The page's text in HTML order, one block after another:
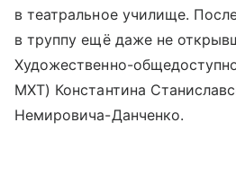
в театральное училище.
в труппу ещё даже не
Художественно-
МХТ) Константина
Немировича-Данченко.